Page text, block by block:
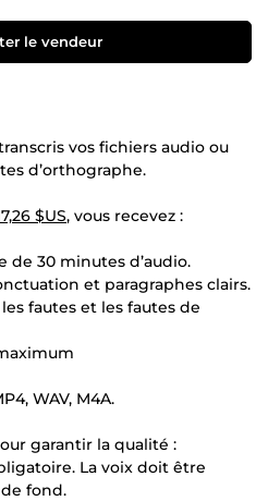
le vendeur
vos fichiers audio ou
d’orthographe.
$US, vous recevez :
de 30 minutes d’audio.
et paragraphes clairs.
fautes et les fautes de
WAV, M4A.
garantir la qualité :
La voix doit être
fond.